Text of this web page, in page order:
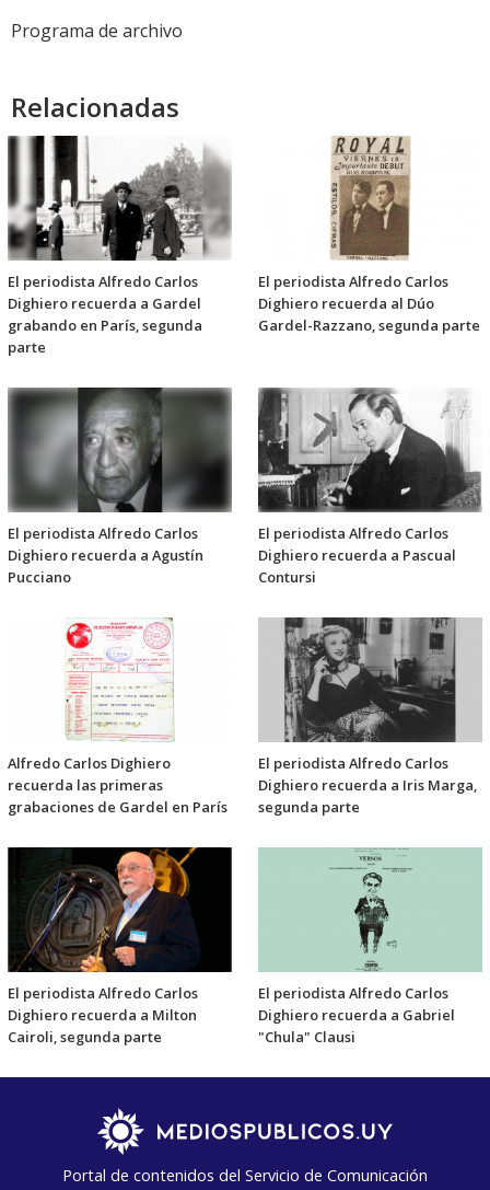
Programa de archivo
Relacionadas
El periodista Alfredo Carlos
Dighiero recuerda a Gardel
grabando en París, segunda
parte
El periodista Alfredo Carlos
Dighiero recuerda al Dúo
Gardel-Razzano, segunda parte
El periodista Alfredo Carlos
Dighiero recuerda a Agustín
Pucciano
El periodista Alfredo Carlos
Dighiero recuerda a Pascual
Contursi
Alfredo Carlos Dighiero
recuerda las primeras
grabaciones de Gardel en París
El periodista Alfredo Carlos
Dighiero recuerda a Iris Marga,
segunda parte
El periodista Alfredo Carlos
Dighiero recuerda a Milton
Cairoli, segunda parte
El periodista Alfredo Carlos
Dighiero recuerda a Gabriel
"Chula" Clausi
Portal de contenidos del Servicio de Comunicación